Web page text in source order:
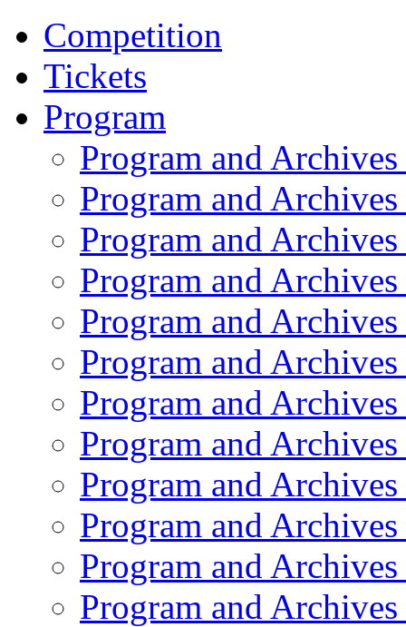
Competition
Tickets
Program
Program and
Program and
Program and
Program and
Program and
Program and
Program and
Program and
Program and
Program and
Program and
Program and